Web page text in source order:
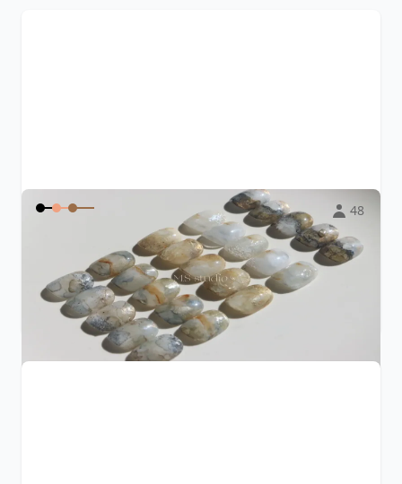
48
《流Flow》 暈染液4+1款式課程
Nana Wang